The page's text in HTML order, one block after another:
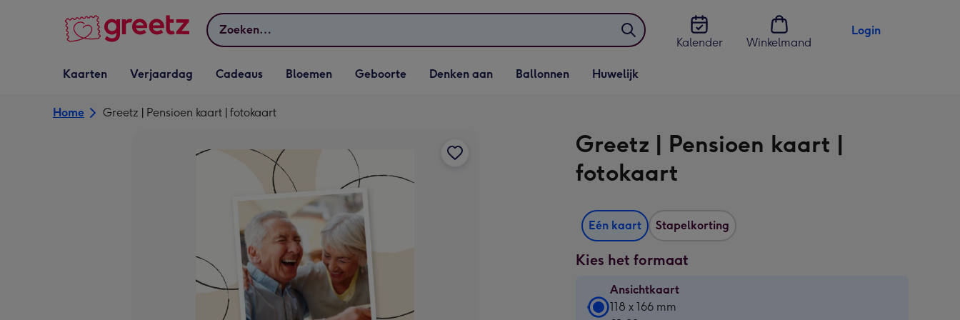
Zoeken
Kalender
Winkelmand
Login
Vervolgkeuzelijst
Kaarten openen
Kaarten
Vervolgkeuzelijst
Verjaardag openen
Verjaardag
Vervolgkeuzelijst
Cadeaus openen
Cadeaus
Vervolgkeuzelijst
Bloemen openen
Bloemen
Vervolgkeuzelijst
Geboorte openen
Geboorte
Vervolgkeuzelijst
Denken aan openen
Denken aan
Vervolgkeuzelijst
Ballonnen openen
Ballonnen
Vervolgkeuzelijst
Huwelijk openen
Huwelijk
Home Greetz | Pensioen kaart | fotokaart
Greetz | Pensioen kaart |
fotokaart
Eén kaart Stapelkorting
Kies het formaat
Ansichtkaart
Ansichtkaart
118 x 166 mm